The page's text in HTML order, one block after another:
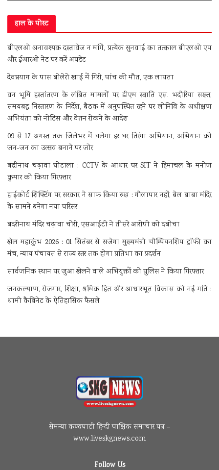
हाल के पोस्ट
बीएलओ अनावश्यक दस्तावेज न मांगें, प्रत्येक सुनवाई का तत्काल बीएलओ एप
और ईआरओ नेट पर करें अपडेट
देवप्रयाग के पास बोलेरो खाई में गिरी, पांच की मौत, एक लापता
वन भूमि हस्तांतरण के लंबित मामलों पर डीएम स्वाति एस. भदौरिया सख्त,
समयबद्ध निस्तारण के निर्देश, बैठक में अनुपस्थित रहने पर लोनिवि के अधीक्षण
अभियंता को नोटिस और वेतन रोकने के आदेश
09 से 17 अगस्त तक जिलेभर में चलेगा हर घर तिरंगा अभियान, अभियान को
जन-जन का उत्सव बनाने पर जोर
बद्रीनाथ चढ़ावा घोटाला : CCTV के आधार पर SIT ने हिमाचल के मनोज
कुमार को किया गिरफ्तार
हाईकोर्ट शिफ्टिंग पर सरकार ने साफ किया रुख : गौलापार नहीं, बेल बाबा मंदिर
के सामने बनेगा नया परिसर
बदरीनाथ मंदिर चढ़ावा चोरी, एसआईटी ने तीसरे आरोपी को दबोचा
खेल महाकुंभ 2026 : 01 सितंबर से सजेगा मुख्यमंत्री चौम्पियनशिप ट्रॉफी का
मंच, न्याय पंचायत से राज्य स्तर तक होगा प्रतिभा का प्रदर्शन
सार्वजनिक स्थान पर जुआ खेलने वाले अभियुक्तों को पुलिस ने किया गिरफ्तार
जनकल्याण, रोजगार, शिक्षा, श्रमिक हित और आधारभूत विकास को नई गति :
धामी कैबिनेट के ऐतिहासिक फैसले
सेमन्या कण्वघाटी हिन्दी पाक्षिक समाचार पत्र –
www.liveskgnews.com
Follow Us